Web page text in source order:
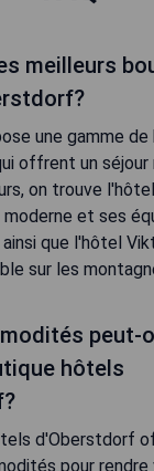
meilleurs
une gamme de
offrent un séjour
on trouve
moderne et ses
que l'hôtel
sur les
peut-
hôtels
d'Oberstdorf
pour